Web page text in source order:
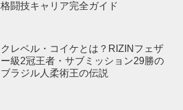
格闘技キャリア完全ガイド
クレベル・コイケとは？RIZINフェザ
ー級2冠王者・サブミッション29勝の
ブラジル人柔術王の伝説